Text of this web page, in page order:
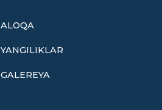
ALOQA
YANGILIKLAR
GALEREYA